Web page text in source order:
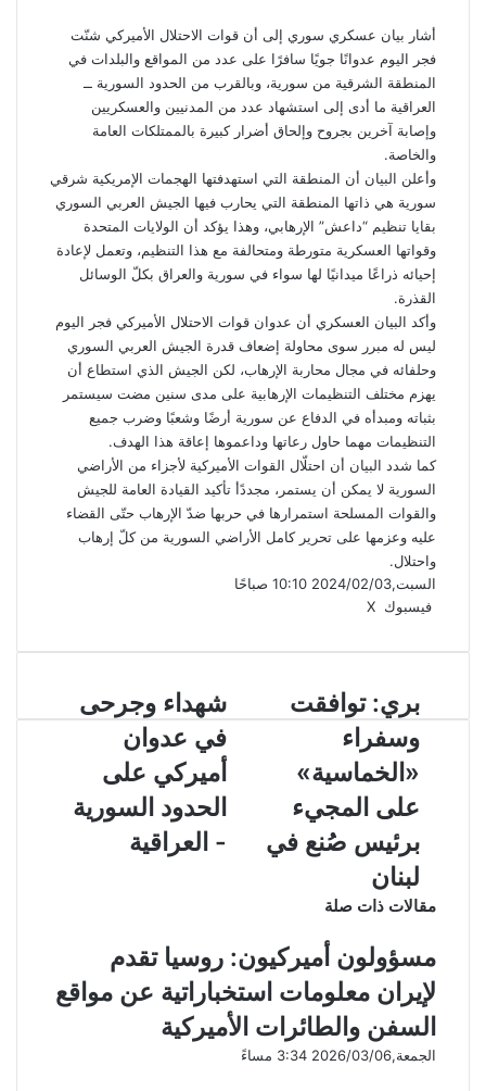
أشار بيان عسكري سوري إلى أن قوات الاحتلال الأميركي شنّت
فجر اليوم عدوانًا جويًا سافرًا على عدد من المواقع والبلدات في
المنطقة الشرقية من سورية، وبالقرب من الحدود السورية ــ
العراقية ما أدى إلى استشهاد عدد من المدنيين والعسكريين
وإصابة آخرين بجروح وإلحاق أضرار كبيرة بالممتلكات العامة
والخاصة.
وأعلن البيان أن المنطقة التي استهدفتها الهجمات الإمريكية شرقي
سورية هي ذاتها المنطقة التي يحارب فيها الجيش العربي السوري
بقايا تنظيم “داعش” الإرهابي، وهذا يؤكد أن الولايات المتحدة
وقواتها العسكرية متورطة ومتحالفة مع هذا التنظيم، وتعمل لإعادة
إحيائه ذراعًا ميدانيًا لها سواء في سورية والعراق بكلّ الوسائل
القذرة.
وأكد البيان العسكري أن عدوان قوات الاحتلال الأميركي فجر اليوم
ليس له مبرر سوى محاولة إضعاف قدرة الجيش العربي السوري
وحلفائه في مجال محاربة الإرهاب، لكن الجيش الذي استطاع أن
يهزم مختلف التنظيمات الإرهابية على مدى سنين مضت سيستمر
بثباته ومبدأه في الدفاع عن سورية أرضًا وشعبًا وضرب جميع
التنظيمات مهما حاول رعاتها وداعموها إعاقة هذا الهدف.
كما شدد البيان أن احتلّال القوات الأميركية لأجزاء من الأراضي
السورية لا يمكن أن يستمر، مجددًأ تأكيد القيادة العامة للجيش
والقوات المسلحة استمرارها في حربها ضدّ الإرهاب حتّى القضاء
عليه وعزمها على تحرير كامل الأراضي السورية من كلّ إرهاب
واحتلال.
السبت,2024/02/03 10:10 صباحًا
فيسبوك X
شهداء وجرحى
في عدوان
أميركي على
الحدود السورية
- العراقية
بري: توافقت
وسفراء
«الخماسية»
على المجيء
برئيس صُنع في
لبنان
مقالات ذات صلة
مسؤولون أميركيون: روسيا تقدم
لإيران معلومات استخباراتية عن مواقع
السفن والطائرات الأميركية
الجمعة,2026/03/06 3:34 مساءً